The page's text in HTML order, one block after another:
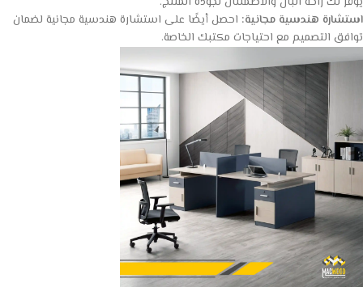
استشارة هندسية مجانية: احصل أيضًا على استشارة هندسية مجانية لضمان
توافق التصميم مع احتياجات مكتبك الخاصة.